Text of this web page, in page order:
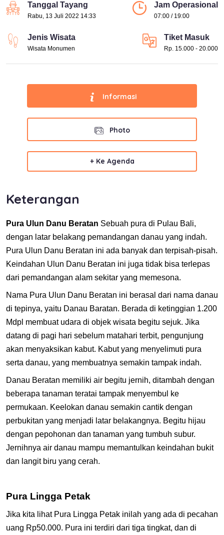
Tanggal Tayang
Rabu, 13 Juli 2022 14:33
Jam Operasional
07:00 / 19:00
Jenis Wisata
Wisata Monumen
Tiket Masuk
Rp. 15.000 - 20.000
Informasi
Photo
+ Ke Agenda
Keterangan
Pura Ulun Danu Beratan Sebuah pura di Pulau Bali,
dengan latar belakang pemandangan danau yang indah.
Pura Ulun Danu Beratan ini ada banyak dan terpisah-pisah.
Keindahan Ulun Danu Beratan ini juga tidak bisa terlepas
dari pemandangan alam sekitar yang memesona.
Nama Pura Ulun Danu Beratan ini berasal dari nama danau
di tepinya, yaitu Danau Baratan. Berada di ketinggian 1.200
Mdpl membuat udara di objek wisata begitu sejuk. Jika
datang di pagi hari sebelum matahari terbit, pengunjung
akan menyaksikan kabut. Kabut yang menyelimuti pura
serta danau, yang membuatnya semakin tampak indah.
Danau Beratan memiliki air begitu jernih, ditambah dengan
beberapa tanaman teratai tampak menyembul ke
permukaan. Keelokan danau semakin cantik dengan
perbukitan yang menjadi latar belakangnya. Begitu hijau
dengan pepohonan dan tanaman yang tumbuh subur.
Jernihnya air danau mampu memantulkan keindahan bukit
dan langit biru yang cerah.
Pura Lingga Petak
Jika kita lihat Pura Lingga Petak inilah yang ada di pecahan
uang Rp50.000. Pura ini terdiri dari tiga tingkat, dan di